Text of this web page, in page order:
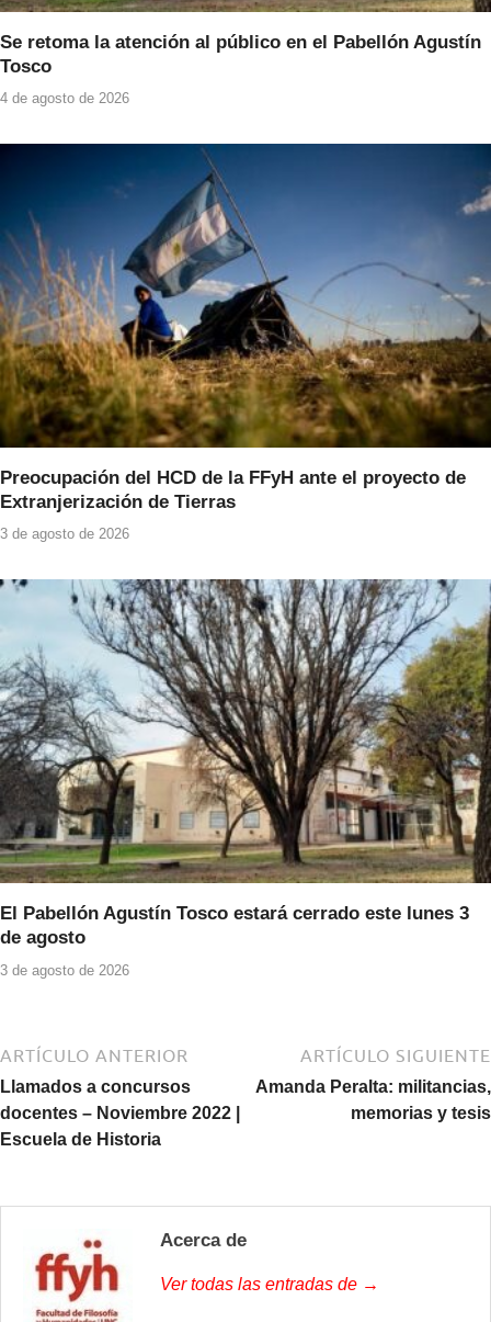
Se retoma la atención al público en el Pabellón Agustín
Tosco
4 de agosto de 2026
Preocupación del HCD de la FFyH ante el proyecto de
Extranjerización de Tierras
3 de agosto de 2026
El Pabellón Agustín Tosco estará cerrado este lunes 3
de agosto
3 de agosto de 2026
ARTÍCULO ANTERIOR
Llamados a concursos
docentes – Noviembre 2022 |
Escuela de Historia
ARTÍCULO SIGUIENTE
Amanda Peralta: militancias,
memorias y tesis
Acerca de
Ver todas las entradas de →